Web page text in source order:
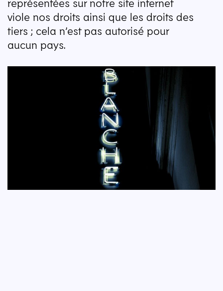
viole nos droits ainsi que les droits des
tiers ; cela n’est pas autorisé pour
aucun pays.